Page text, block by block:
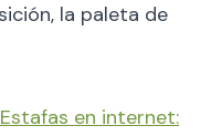
la paleta de
Estafas en internet: